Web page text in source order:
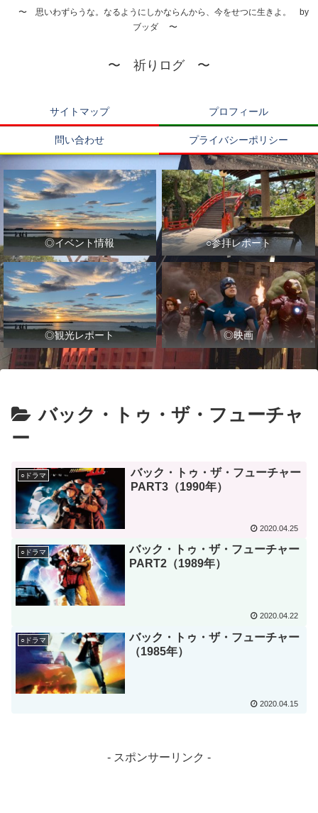
〜 思いわずらうな。なるようにしかならんから、今をせつに生きよ。 by
ブッダ 〜
〜 祈りログ 〜
サイトマップ プロフィール
問い合わせ プライバシーポリシー
◎イベント情報 ○参拝レポート
◎観光レポート ◎映画
バック・トゥ・ザ・フューチャ
ー
○ドラマ
バック・トゥ・ザ・フューチャー
PART3（1990年）
2020.04.25
○ドラマ
バック・トゥ・ザ・フューチャー
PART2（1989年）
2020.04.22
○ドラマ
バック・トゥ・ザ・フューチャー
（1985年）
2020.04.15
- スポンサーリンク -